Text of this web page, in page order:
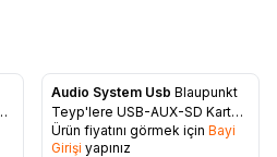
Favorilere Ekle
Audio System Usb Blaupunkt
Teyp'lere USB-AUX-SD Kart
Aparatı
Ürün fiyatını görmek için Bayi
Girişi yapınız